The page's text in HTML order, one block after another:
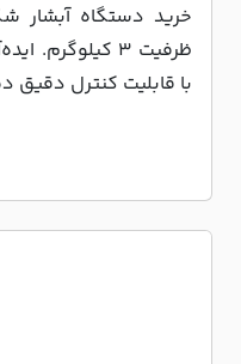
ظرفیت ۳
با قابلیت کنترل